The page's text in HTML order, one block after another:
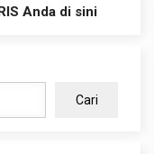
Anda di sini
Cari